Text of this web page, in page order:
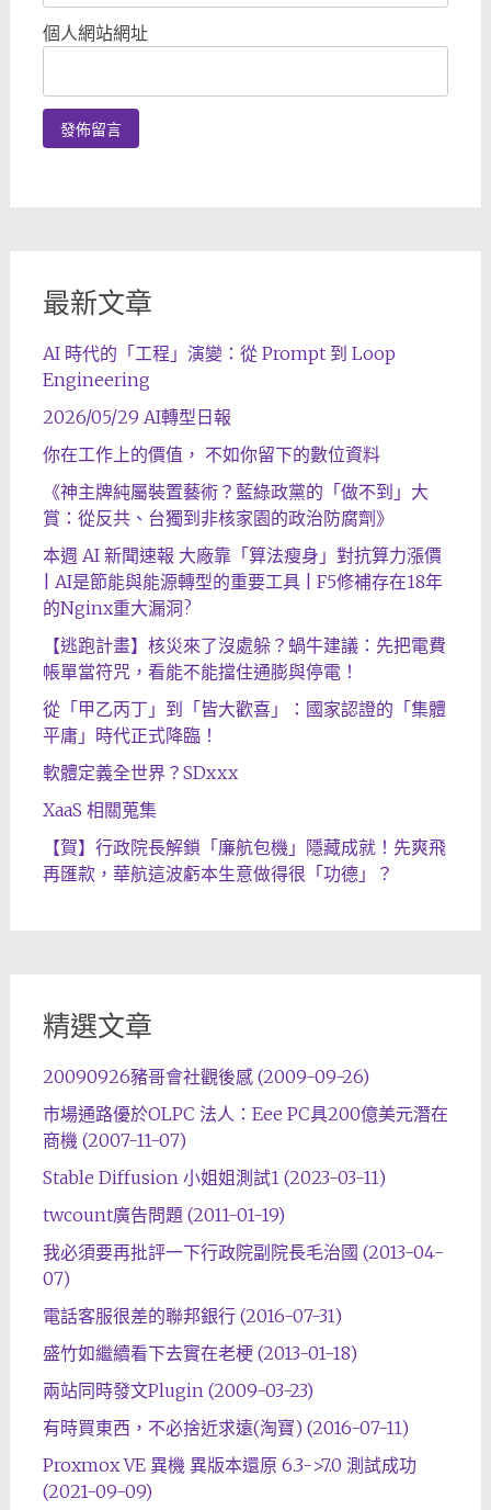
個人網站網址
最新文章
AI 時代的「工程」演變：從 Prompt 到 Loop
Engineering
2026/05/29 AI轉型日報
你在工作上的價值， 不如你留下的數位資料
《神主牌純屬裝置藝術？藍綠政黨的「做不到」大
賞：從反共、台獨到非核家園的政治防腐劑》
本週 AI 新聞速報 大廠靠「算法瘦身」對抗算力漲價
| AI是節能與能源轉型的重要工具 | F5修補存在18年
的Nginx重大漏洞?
【逃跑計畫】核災來了沒處躲？蝸牛建議：先把電費
帳單當符咒，看能不能擋住通膨與停電！
從「甲乙丙丁」到「皆大歡喜」：國家認證的「集體
平庸」時代正式降臨！
軟體定義全世界？SDxxx
XaaS 相關蒐集
【賀】行政院長解鎖「廉航包機」隱藏成就！先爽飛
再匯款，華航這波虧本生意做得很「功德」？
精選文章
20090926豬哥會社觀後感 (2009-09-26)
市場通路優於OLPC 法人：Eee PC具200億美元潛在
商機 (2007-11-07)
Stable Diffusion 小姐姐測試1 (2023-03-11)
twcount廣告問題 (2011-01-19)
我必須要再批評一下行政院副院長毛治國 (2013-04-
07)
電話客服很差的聯邦銀行 (2016-07-31)
盛竹如繼續看下去實在老梗 (2013-01-18)
兩站同時發文Plugin (2009-03-23)
有時買東西，不必捨近求遠(淘寶) (2016-07-11)
Proxmox VE 異機 異版本還原 6.3->7.0 測試成功
(2021-09-09)